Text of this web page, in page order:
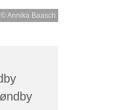
© Annika Baasch